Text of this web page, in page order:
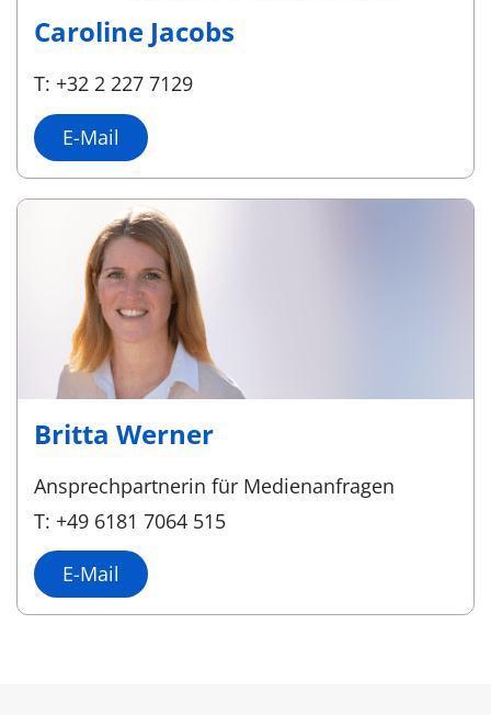
Caroline Jacobs
T: +32 2 227 7129
E-Mail
Britta Werner
Ansprechpartnerin für Medienanfragen
T: +49 6181 7064 515
E-Mail